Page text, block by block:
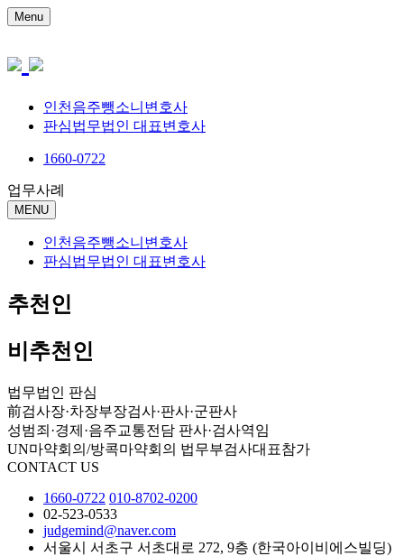
Menu
인천음주뺑소니변호사
판심법무법인 대표변호사
1660-0722
업무사례
MENU
인천음주뺑소니변호사
판심법무법인 대표변호사
추천인
비추천인
법무법인 판심
前검사장·차장부장검사·판사·군판사
성범죄·경제·음주교통전담 판사·검사역임
UN마약회의/방콕마약회의 법무부검사대표참가
CONTACT US
1660-0722 010-8702-0200
02-523-0533
judgemind@naver.com
서울시 서초구 서초대로 272, 9층 (한국아이비에스빌딩)